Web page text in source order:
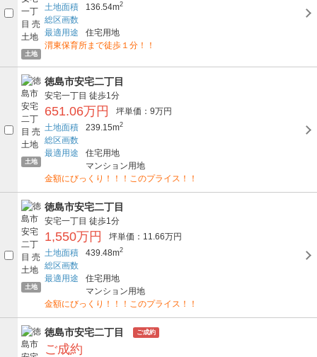
土地
土地面積 136.54m2
総区画数
最適用途
住宅用地
渭東保育所まで徒歩１分！！
土地
徳島市安宅二丁目
安宅一丁目 徒歩1分
651.06万円
坪単価：9万円
土地面積
239.15m2
総区画数
最適用途
住宅用地
マンション用地
金額にびっくり！！！このプライス！！
土地
徳島市安宅二丁目
安宅一丁目 徒歩1分
1,550万円
坪単価：11.66万円
土地面積
439.48m2
総区画数
最適用途
住宅用地
マンション用地
金額にびっくり！！！このプライス！！
徳島市安宅二丁目 ご成約
ご成約